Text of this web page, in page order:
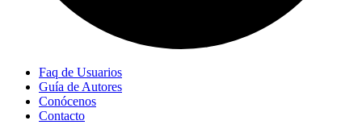
Faq de Usuarios
Guía de Autores
Conócenos
Contacto